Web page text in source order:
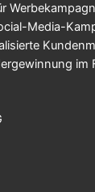
Media-
im